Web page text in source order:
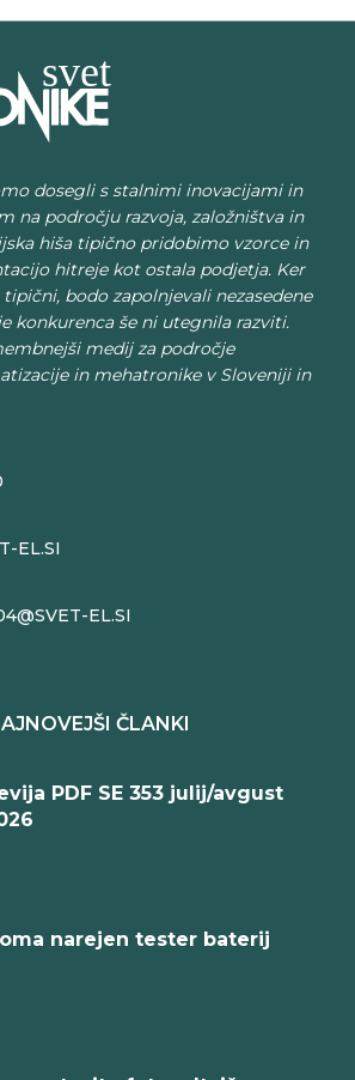
dosegli s stalnimi inovacijami in
na področju razvoja, založništva in
hiša tipično pridobimo vzorce in
hitreje kot ostala podjetja. Ker
bodo zapolnjevali nezasedene
konkurenca še ni utegnila razviti.
medij za področje
in mehatronike v Sloveniji in
EL.SI
EL.SI
ČLANKI
PDF SE 353 julij/avgust
narejen tester baterij